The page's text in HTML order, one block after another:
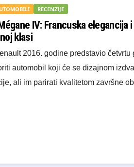
RECENZIJE
IV: Francuska
klasi
2016. godine predstavio
automobil koji će se dizajnom
ali im parirati kvalitetom završne